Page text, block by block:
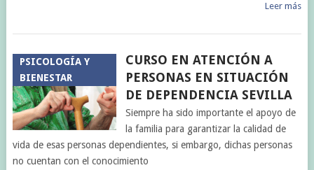
Leer más
PSICOLOGÍA Y
BIENESTAR
CURSO EN ATENCIÓN A
PERSONAS EN SITUACIÓN
DE DEPENDENCIA SEVILLA
Siempre ha sido importante el apoyo de
la familia para garantizar la calidad de
vida de esas personas dependientes, si embargo, dichas personas
no cuentan con el conocimiento